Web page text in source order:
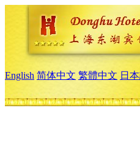
English 简体中文 繁體中文 日